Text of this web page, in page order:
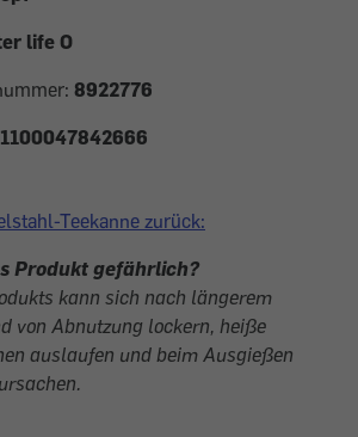
life O
8922776
Teekanne zurück:
Produkt gefährlich?
kann sich nach längerem
von Abnutzung lockern, heiße
auslaufen und beim Ausgießen